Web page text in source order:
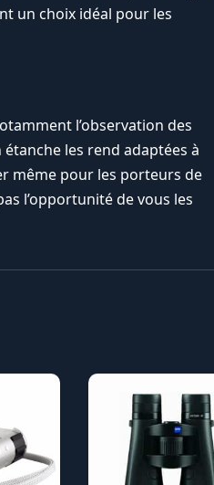
un choix idéal pour les
l’observation des
les rend adaptées à
même pour les porteurs de
l’opportunité de vous les